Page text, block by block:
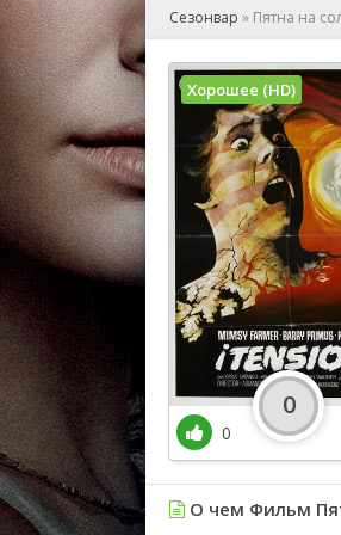
Сезонвар » Пятна на
Хорошее (HD)
0
0
О чем Фильм